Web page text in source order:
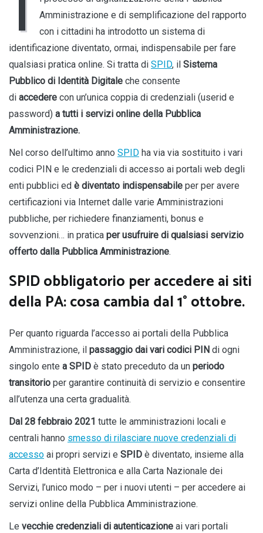
I
Amministrazione e di semplificazione del rapporto
con i cittadini ha introdotto un sistema di
identificazione diventato, ormai, indispensabile per fare
qualsiasi pratica online. Si tratta di SPID, il Sistema
Pubblico di Identità Digitale che consente
di accedere con un’unica coppia di credenziali (userid e
password) a tutti i servizi online della Pubblica
Amministrazione.
Nel corso dell’ultimo anno SPID ha via via sostituito i vari
codici PIN e le credenziali di accesso ai portali web degli
enti pubblici ed è diventato indispensabile per per avere
certificazioni via Internet dalle varie Amministrazioni
pubbliche, per richiedere finanziamenti, bonus e
sovvenzioni… in pratica per usufruire di qualsiasi servizio
offerto dalla Pubblica Amministrazione.
SPID obbligatorio per accedere ai siti
della PA: cosa cambia dal 1° ottobre.
Per quanto riguarda l’accesso ai portali della Pubblica
Amministrazione, il passaggio dai vari codici PIN di ogni
singolo ente a SPID è stato preceduto da un periodo
transitorio per garantire continuità di servizio e consentire
all’utenza una certa gradualità.
Dal 28 febbraio 2021 tutte le amministrazioni locali e
centrali hanno smesso di rilasciare nuove credenziali di
accesso ai propri servizi e SPID è diventato, insieme alla
Carta d’Identità Elettronica e alla Carta Nazionale dei
Servizi, l’unico modo – per i nuovi utenti – per accedere ai
servizi online della Pubblica Amministrazione.
Le vecchie credenziali di autenticazione ai vari portali